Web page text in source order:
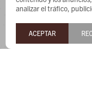
analizar el tráfico,
ACEPTAR
Teléfono: 27169991
9:30 a 13:00 y de 14:00